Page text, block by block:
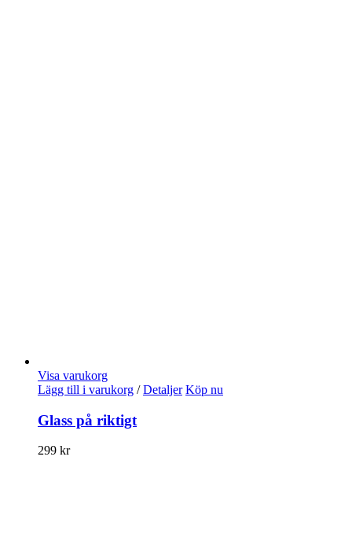
Visa varukorg
Lägg till i varukorg / Detaljer Köp nu
Glass på riktigt
299 kr